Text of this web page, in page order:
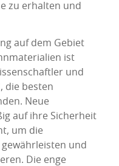
zu erhalten und
auf dem Gebiet
ist
und
die besten
Neue
auf ihre Sicherheit
um die
und
Die enge